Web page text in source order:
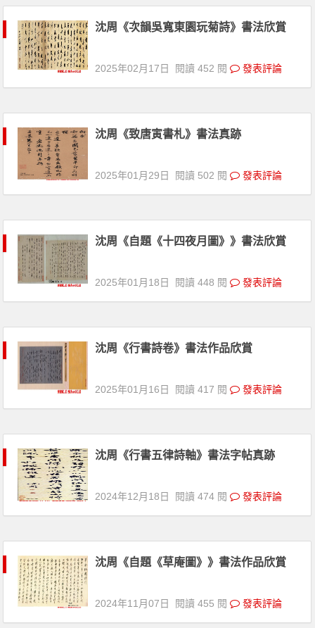
沈周《次韻吳寬東園玩菊詩》書法欣賞
2025年02月17日 閱讀 452 閱 發表評論
沈周《致唐寅書札》書法真跡
2025年01月29日 閱讀 502 閱 發表評論
沈周《自題《十四夜月圖》》書法欣賞
2025年01月18日 閱讀 448 閱 發表評論
沈周《行書詩卷》書法作品欣賞
2025年01月16日 閱讀 417 閱 發表評論
沈周《行書五律詩軸》書法字帖真跡
2024年12月18日 閱讀 474 閱 發表評論
沈周《自題《草庵圖》》書法作品欣賞
2024年11月07日 閱讀 455 閱 發表評論